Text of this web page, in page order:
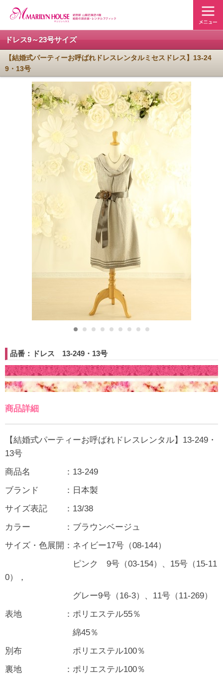
ドレス9～23号サイズ
【結婚式パーティーお呼ばれドレスレンタルミセスドレス】13-24
9・13号
品番：ドレス 13-249・13号
商品詳細
【結婚式パーティーお呼ばれドレスレンタル】13-249・
13号
商品名 ：13-249
ブランド ：日本製
サイズ表記 ：13/38
カラー ：ブラウンベージュ
サイズ・色展開：ネイビー17号（08-144）
ピンク 9号（03-154）、15号（15-11
0），
グレー9号（16-3）、11号（11-269）
表地 ：ポリエステル55％
綿45％
別布 ポリエステル100％
裏地 ：ポリエステル100％